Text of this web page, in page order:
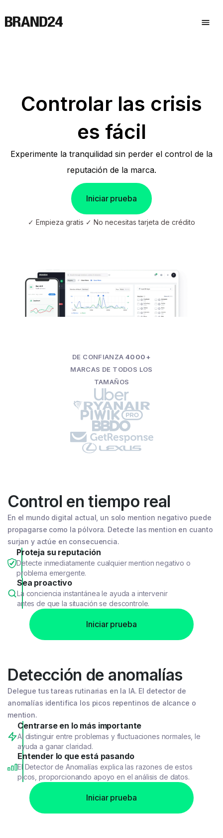
Controlar las crisis
es fácil
Experimente la tranquilidad sin perder el control de la
reputación de la marca.
Iniciar prueba
✓ Empieza gratis ✓ No necesitas tarjeta de crédito
DE CONFIANZA4000+
MARCAS DE TODOS LOS
TAMAÑOS
Control en tiempo real
En el mundo digital actual, un solo mention negativo puede
propagarse como la pólvora. Detecte las mention en cuanto
surjan y actúe en consecuencia.
Proteja su reputación
Detecte inmediatamente cualquier mention negativo o
problema emergente.
Sea proactivo
La conciencia instantánea le ayuda a intervenir
antes de que la situación se descontrole.
Iniciar prueba
Detección de anomalías
Delegue tus tareas rutinarias en la IA. El detector de
anomalías identifica los picos repentinos de alcance o
mention.
Centrarse en lo más importante
Al distinguir entre problemas y fluctuaciones normales, le
ayuda a ganar claridad.
Entender lo que está pasando
El Detector de Anomalías explica las razones de estos
picos, proporcionando apoyo en el análisis de datos.
Iniciar prueba